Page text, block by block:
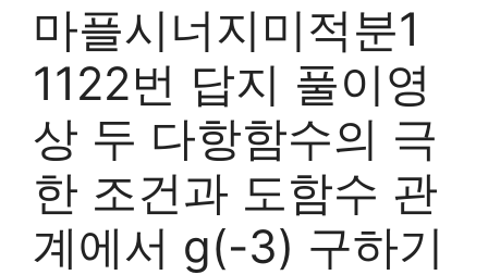
마플시너지미적분1
1122번 답지 풀이영
상 두 다항함수의 극
한 조건과 도함수 관
계에서 g(-3) 구하기